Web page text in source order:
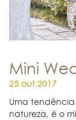
Mini
25.out.2017
Uma
natureza, é o